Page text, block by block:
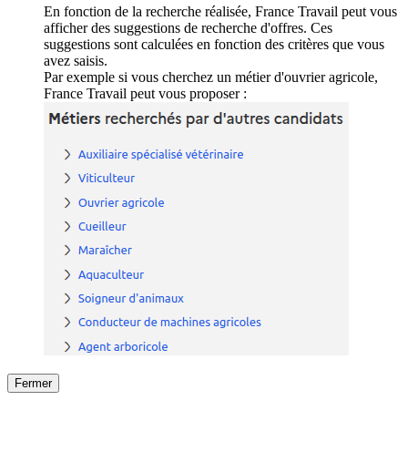
En fonction de la recherche réalisée, France Travail peut vous
afficher des suggestions de recherche d'offres. Ces
suggestions sont calculées en fonction des critères que vous
avez saisis.
Par exemple si vous cherchez un métier d'ouvrier agricole,
France Travail peut vous proposer :
Fermer